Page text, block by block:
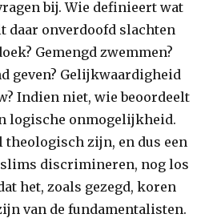
bij. Wie definieert wat
daar onverdoofd slachten
Gemengd zwemmen?
geven? Gelijkwaardigheid
Indien niet, wie beoordeelt
logische onmogelijkheid.
theologisch zijn, en dus een
discrimineren, nog los
het, zoals gezegd, koren
van de fundamentalisten.